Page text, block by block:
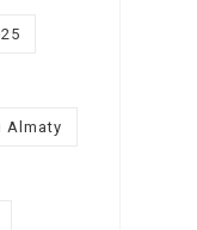
Almaty